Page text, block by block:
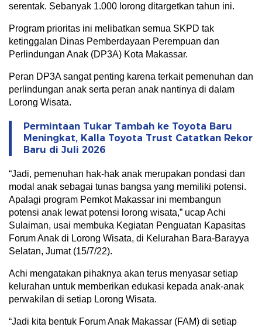
serentak. Sebanyak 1.000 lorong ditargetkan tahun ini.
Program prioritas ini melibatkan semua SKPD tak
ketinggalan Dinas Pemberdayaan Perempuan dan
Perlindungan Anak (DP3A) Kota Makassar.
Peran DP3A sangat penting karena terkait pemenuhan dan
perlindungan anak serta peran anak nantinya di dalam
Lorong Wisata.
Permintaan Tukar Tambah ke Toyota Baru
Meningkat, Kalla Toyota Trust Catatkan Rekor
Baru di Juli 2026
“Jadi, pemenuhan hak-hak anak merupakan pondasi dan
modal anak sebagai tunas bangsa yang memiliki potensi.
Apalagi program Pemkot Makassar ini membangun
potensi anak lewat potensi lorong wisata,” ucap Achi
Sulaiman, usai membuka Kegiatan Penguatan Kapasitas
Forum Anak di Lorong Wisata, di Kelurahan Bara-Barayya
Selatan, Jumat (15/7/22).
Achi mengatakan pihaknya akan terus menyasar setiap
kelurahan untuk memberikan edukasi kepada anak-anak
perwakilan di setiap Lorong Wisata.
“Jadi kita bentuk Forum Anak Makassar (FAM) di setiap